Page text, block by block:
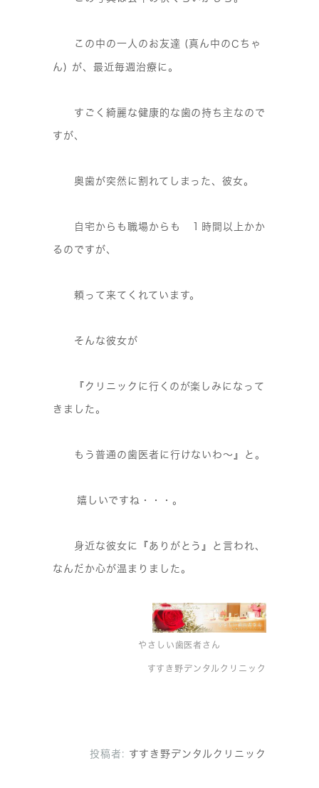
この中の一人のお友達 (真ん中のC ちゃ
ん) が、最近毎週治療に。
すごく綺麗な健康的な歯の持ち主なので
すが、
奥歯が突然に割れてしまった、彼女。
自宅からも職場からも １時間以上かか
るのですが、
頼って来てくれています。
そんな彼女が
『クリニックに行くのが楽しみになって
きました。
もう普通の歯医者に行けないわ～』 と。
嬉しいですね・・・。
身近な彼女に『ありがとう』と言われ、
なんだか心が温まりました。
やさしい歯医者さん
すすき野デンタルクリニック
投稿者: すすき野デンタルクリニック